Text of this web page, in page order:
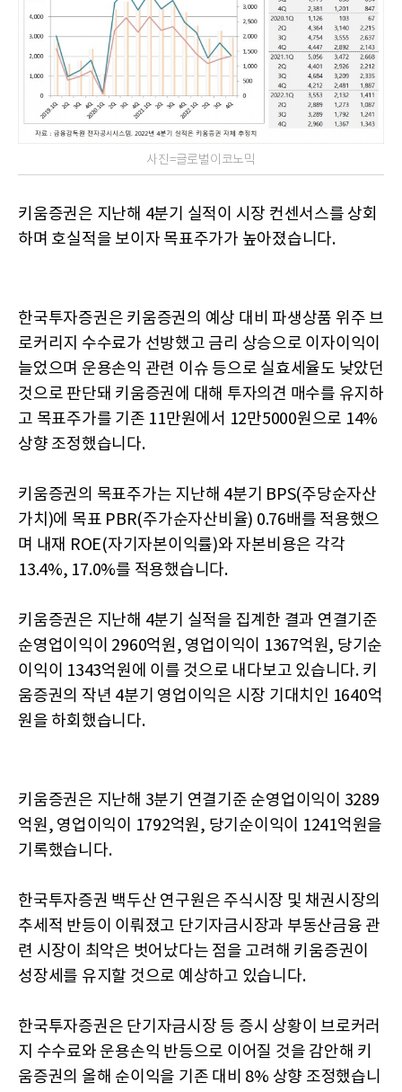
사진=글로벌이코노믹
키움증권은 지난해 4분기 실적이 시장 컨센서스를 상회
하며 호실적을 보이자 목표주가가 높아졌습니다.
한국투자증권은 키움증권의 예상 대비 파생상품 위주 브
로커리지 수수료가 선방했고 금리 상승으로 이자이익이
늘었으며 운용손익 관련 이슈 등으로 실효세율도 낮았던
것으로 판단돼 키움증권에 대해 투자의견 매수를 유지하
고 목표주가를 기존 11만원에서 12만5000원으로 14%
상향 조정했습니다.
키움증권의 목표주가는 지난해 4분기 BPS(주당순자산
가치)에 목표 PBR(주가순자산비율) 0.76배를 적용했으
며 내재 ROE(자기자본이익률)와 자본비용은 각각
13.4%, 17.0%를 적용했습니다.
키움증권은 지난해 4분기 실적을 집계한 결과 연결기준
순영업이익이 2960억원, 영업이익이 1367억원, 당기순
이익이 1343억원에 이를 것으로 내다보고 있습니다. 키
움증권의 작년 4분기 영업이익은 시장 기대치인 1640억
원을 하회했습니다.
키움증권은 지난해 3분기 연결기준 순영업이익이 3289
억원, 영업이익이 1792억원, 당기순이익이 1241억원을
기록했습니다.
한국투자증권 백두산 연구원은 주식시장 및 채권시장의
추세적 반등이 이뤄졌고 단기자금시장과 부동산금융 관
련 시장이 최악은 벗어났다는 점을 고려해 키움증권이
성장세를 유지할 것으로 예상하고 있습니다.
한국투자증권은 단기자금시장 등 증시 상황이 브로커러
지 수수료와 운용손익 반등으로 이어질 것을 감안해 키
움증권의 올해 순이익을 기존 대비 8% 상향 조정했습니